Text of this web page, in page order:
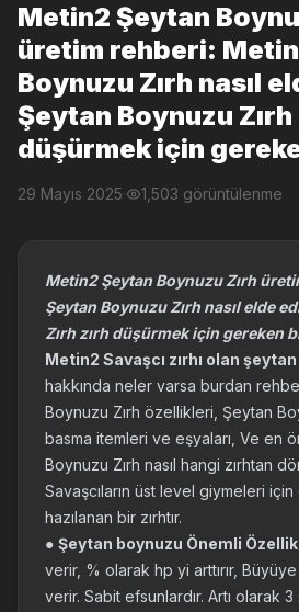
Metin2 Şeytan
üretim rehberi:
Boynuzu Zırh nasıl
Şeytan Boynuzu Zırh
düşürmek için
29 Mayıs 2025· 1,503 görüntülenme
Metin2 Şeytan Boynuzu Zırh
Şeytan Boynuzu Zırh nasıl elde
Zırh zırh düşürmek için gereken
Metin2 Savaşcı zırhı olan
hakkında neler varsa burdan
Boynuzu Zırh özellikleri, Şeytan
basma itemleri ve eşyaları, Ve en
Boynuzu Zırh nasıl hangi zırhtan
Savaşcıların üst level giymeleri
hazılanan bir zırhtır.
● Şeytan boynuzu Önemli
verir, % olarak hp yi arttırır, Büyüye
verir. Sabit efsunlardır. Artı olarak